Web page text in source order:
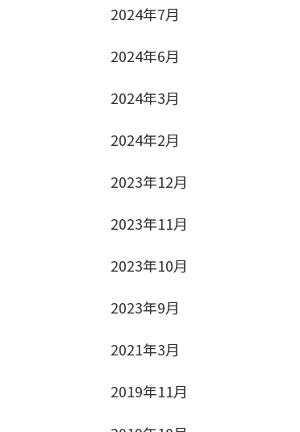
2024年7月
2024年6月
2024年3月
2024年2月
2023年12月
2023年11月
2023年10月
2023年9月
2021年3月
2019年11月